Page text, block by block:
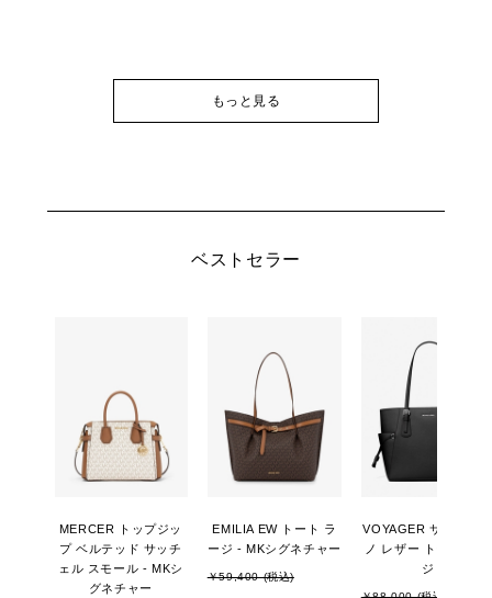
もっと見る
ベストセラー
MERCER トップジッ
プ ベルテッド サッチ
ェル スモール - MKシ
グネチャー
EMILIA EW トート ラ
ージ - MKシグネチャー
￥59,400 (税込)
VOYAGER サフィア
ノ レザー トート ラー
ジ